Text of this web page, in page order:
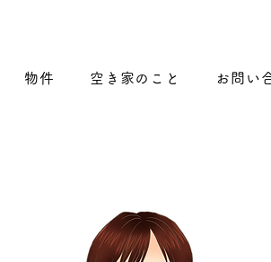
物件 空き家のこと お問い